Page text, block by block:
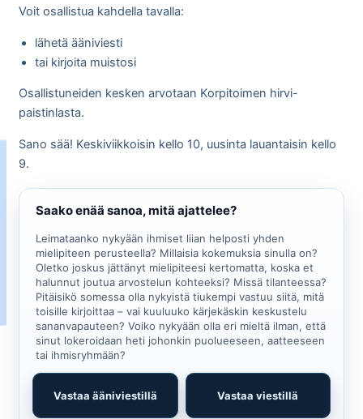
Voit osallistua kahdella tavalla:
lähetä ääniviesti
tai kirjoita muistosi
Osallistuneiden kesken arvotaan Korpitoimen hirvi-
paistinlasta.
Sano sää! Keskiviikkoisin kello 10, uusinta lauantaisin kello
9.
Saako enää sanoa, mitä ajattelee?
Leimataanko nykyään ihmiset liian helposti yhden
mielipiteen perusteella? Millaisia kokemuksia sinulla on?
Oletko joskus jättänyt mielipiteesi kertomatta, koska et
halunnut joutua arvostelun kohteeksi? Missä tilanteessa?
Pitäisikö somessa olla nykyistä tiukempi vastuu siitä, mitä
toisille kirjoittaa – vai kuuluuko kärjekäskin keskustelu
sananvapauteen? Voiko nykyään olla eri mieltä ilman, että
sinut lokeroidaan heti johonkin puolueeseen, aatteeseen
tai ihmisryhmään?
Vastaa ääniviestillä Vastaa viestillä